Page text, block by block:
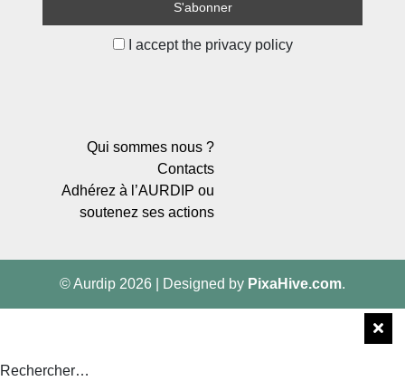
I accept the privacy policy
Qui sommes nous ?
Contacts
Adhérez à l’AURDIP ou
soutenez ses actions
© Aurdip 2026 Designed by PixaHive.com.
Rechercher…